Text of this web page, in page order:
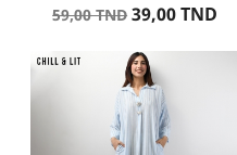
Prix
base
59,00 TND Prix
39,00 TND